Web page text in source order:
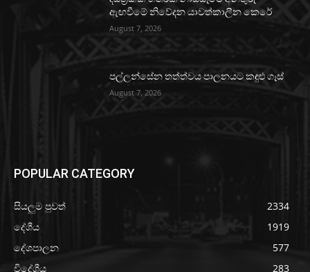
ඇඟවීමේ නිවේදන යාවත්කාලීන කෙරේ
August 7, 2026
පල්ලන්සේන තත්ත්වය පාලනයට කඳුළු ගෑස්
August 7, 2026
POPULAR CATEGORY
සියලුම පුවත්
2334
දේශීය
1919
දේශපාලන
577
විදේශීය
283